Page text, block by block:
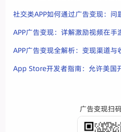
社交类APP如何通过广告变现：问
APP广告变现：详解激励视频在手
APP广告变现全解析：变现渠道与
App Store开发者指南：允许美国
广告变现扫